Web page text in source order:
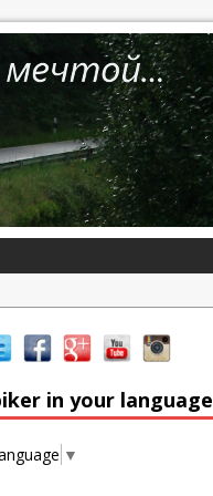
in your language
▼